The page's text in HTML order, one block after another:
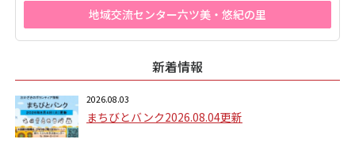
地域交流センター六ツ美・悠紀の里
新着情報
2026.08.03
まちびとバンク2026.08.04更新